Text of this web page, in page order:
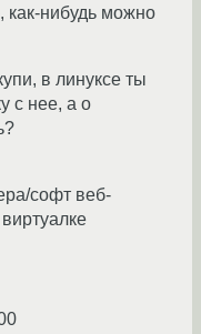
как-нибудь можно
в линуксе ты
с нее, а о
софт веб-